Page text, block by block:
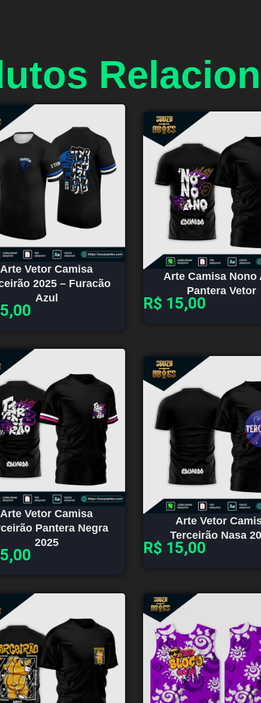
Arte Vetor Camisa
2025 – Furacão
Azul
Arte Camisa Nono
Pantera Vetor
R$ 15,00
Arte Vetor Camisa
Pantera Negra
2025
Arte Vetor
Terceirão Nasa
R$ 15,00